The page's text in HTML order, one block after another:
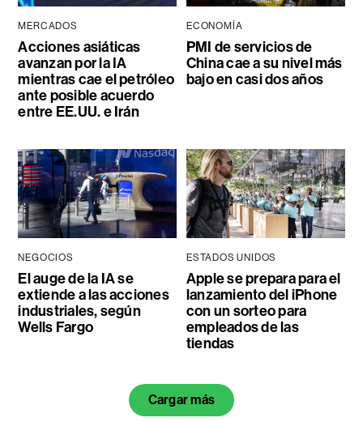
MERCADOS
Acciones asiáticas
avanzan por la IA
mientras cae el petróleo
ante posible acuerdo
entre EE.UU. e Irán
ECONOMÍA
PMI de servicios de
China cae a su nivel más
bajo en casi dos años
NEGOCIOS
El auge de la IA se
extiende a las acciones
industriales, según
Wells Fargo
ESTADOS UNIDOS
Apple se prepara para el
lanzamiento del iPhone
con un sorteo para
empleados de las
tiendas
Cargar más